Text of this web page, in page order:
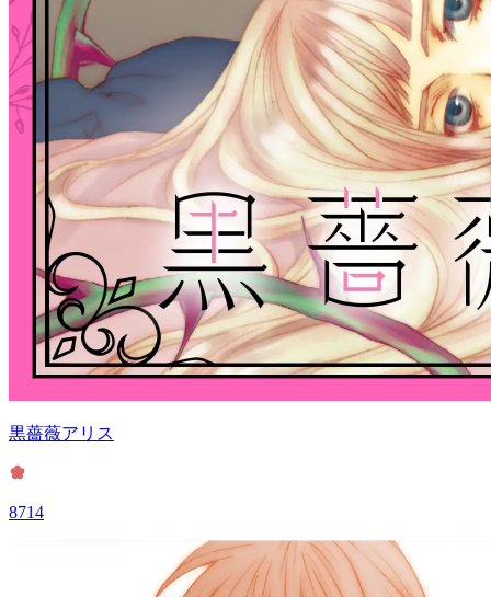
黒薔薇アリス
8714